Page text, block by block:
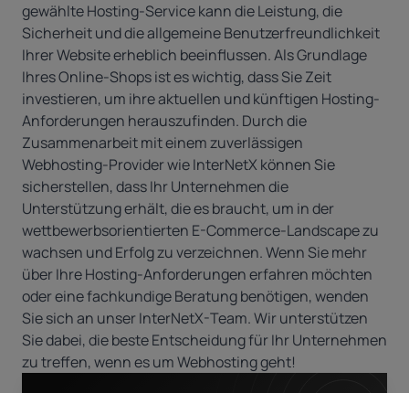
gewählte Hosting-Service kann die Leistung, die
Sicherheit und die allgemeine Benutzerfreundlichkeit
Ihrer Website erheblich beeinflussen. Als Grundlage
Ihres Online-Shops ist es wichtig, dass Sie Zeit
investieren, um ihre aktuellen und künftigen Hosting-
Anforderungen herauszufinden. Durch die
Zusammenarbeit mit einem zuverlässigen
Webhosting-Provider wie InterNetX können Sie
sicherstellen, dass Ihr Unternehmen die
Unterstützung erhält, die es braucht, um in der
wettbewerbsorientierten E-Commerce-Landscape zu
wachsen und Erfolg zu verzeichnen. Wenn Sie mehr
über Ihre Hosting-Anforderungen erfahren möchten
oder eine fachkundige Beratung benötigen, wenden
Sie sich an unser InterNetX-Team. Wir unterstützen
Sie dabei, die beste Entscheidung für Ihr Unternehmen
zu treffen, wenn es um Webhosting geht!